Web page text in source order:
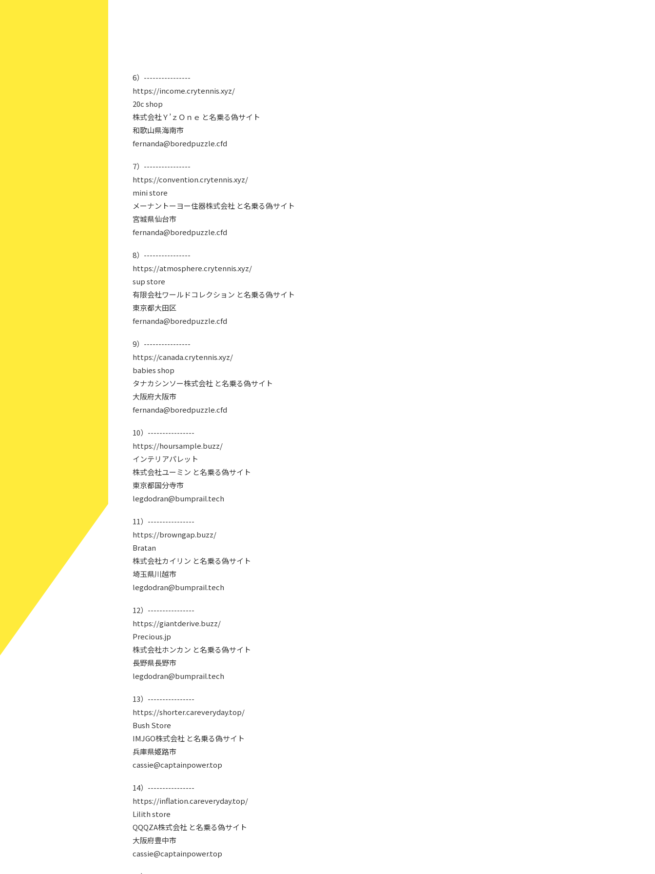
6）----------------
https://income.crytennis.xyz/
20c shop
株式会社Ｙ’ｚＯｎｅ と名乗る偽サイト
和歌山県海南市
fernanda@boredpuzzle.cfd
7）----------------
https://convention.crytennis.xyz/
mini store
メーナントーヨー住器株式会社 と名乗る偽サイト
宮城県仙台市
fernanda@boredpuzzle.cfd
8）----------------
https://atmosphere.crytennis.xyz/
sup store
有限会社ワールドコレクション と名乗る偽サイト
東京都大田区
fernanda@boredpuzzle.cfd
9）----------------
https://canada.crytennis.xyz/
babies shop
タナカシンソー株式会社 と名乗る偽サイト
大阪府大阪市
fernanda@boredpuzzle.cfd
10）----------------
https://hoursample.buzz/
インテリアパレット
株式会社ユーミン と名乗る偽サイト
東京都国分寺市
legdodran@bumprail.tech
11）----------------
https://browngap.buzz/
Bratan
株式会社カイリン と名乗る偽サイト
埼玉県川越市
legdodran@bumprail.tech
12）----------------
https://giantderive.buzz/
Precious.jp
株式会社ホンカン と名乗る偽サイト
長野県長野市
legdodran@bumprail.tech
13）----------------
https://shorter.careveryday.top/
Bush Store
IMJGO株式会社 と名乗る偽サイト
兵庫県姫路市
cassie@captainpower.top
14）----------------
https://inflation.careveryday.top/
Lilith store
QQQZA株式会社 と名乗る偽サイト
大阪府豊中市
cassie@captainpower.top